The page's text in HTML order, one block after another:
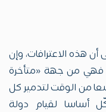
هذه الاعترافات، وإن
فهي من جهة «متأخرة
من الوقت لتدمير كل
أساسا لقيام دولة